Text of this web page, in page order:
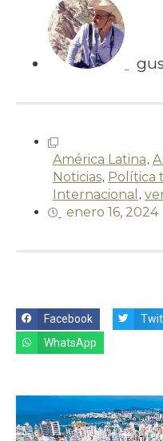
América Latina,
Noticias, Política
Internacional ,
enero 16, 2024
Facebook
WhatsApp